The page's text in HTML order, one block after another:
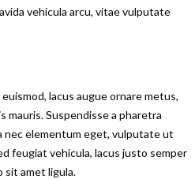
vehicula arcu, vitae vulputate
lacus augue ornare metus,
mauris. Suspendisse a pharetra
nec elementum eget, vulputate ut
feugiat vehicula, lacus justo semper
amet ligula.